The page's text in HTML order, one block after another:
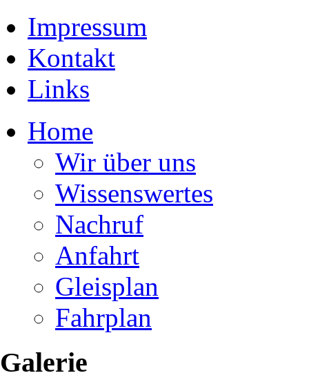
Impressum
Kontakt
Links
Home
Wir über uns
Wissenswertes
Nachruf
Anfahrt
Gleisplan
Fahrplan
Galerie